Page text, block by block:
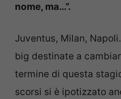
nome, ma…”.
Juventus, Milan,
big destinate a
termine di questa
scorsi si è ipotizzato